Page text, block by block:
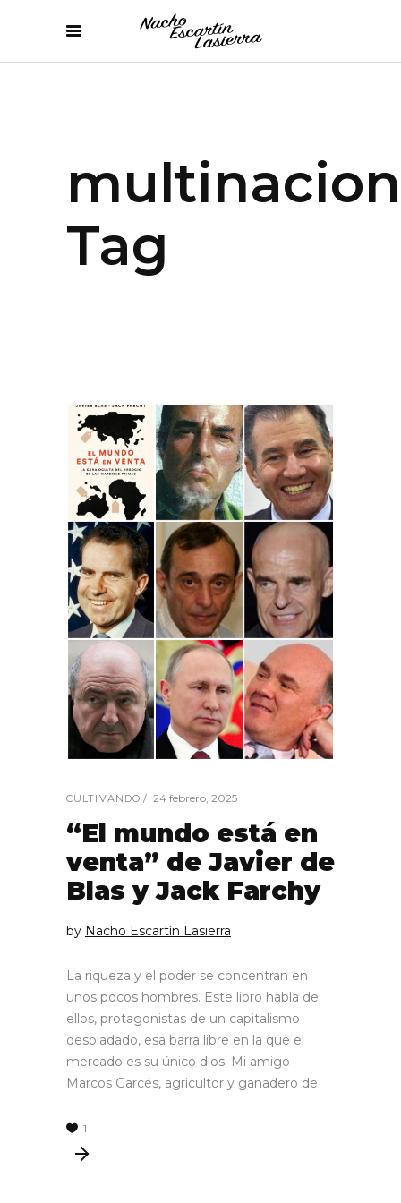
Tag
CULTIVANDO 24 febrero, 2025
“El mundo está en
venta” de Javier de
Blas y Jack Farchy
by Nacho Escartín Lasierra
La riqueza y el poder se concentran en
unos pocos hombres. Este libro habla de
ellos, protagonistas de un capitalismo
despiadado, esa barra libre en la que el
mercado es su único dios. Mi amigo
Marcos Garcés, agricultor y ganadero de
1